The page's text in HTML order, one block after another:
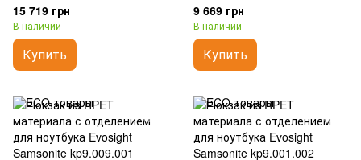
15 719 грн
В наличии
Купить
9 669 грн
В наличии
Купить